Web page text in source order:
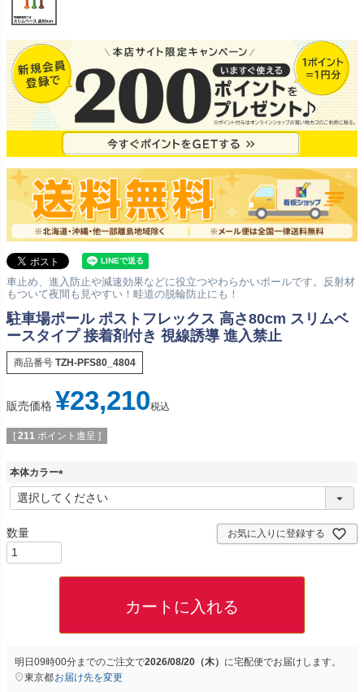
車止め、進入防止や減速効果などに役立つやわらかいポールです。反射材
もついて夜間も見やすい！畦道の脱輪防止にも！
駐車場ポール ポストフレックス 高さ80cm スリムベ
ースタイプ 接着剤付き 視線誘導 進入禁止
商品番号 TZH-PFS80_4804
販売価格 ¥23,210税込
[ 211 ポイント進呈 ]
本体カラー
(
必
お気に入りに登録する
カートに入れる
明日 09時00分までのご注文で2026/08/20（木） に宅配便でお届けします。
東京都お届け先を変更